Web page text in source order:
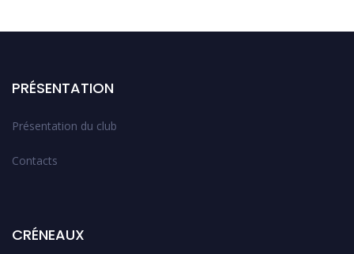
PRÉSENTATION
Présentation du club
Contacts
CRÉNEAUX